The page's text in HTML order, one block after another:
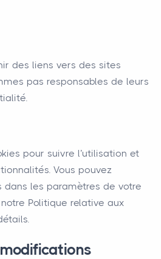
des liens vers des sites
pas responsables de leurs
pour suivre l’utilisation et
Vous pouvez
les paramètres de votre
Politique relative aux